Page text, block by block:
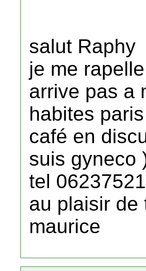
salut Raphy
je me
arrive pas a
habites
café en
suis gyneco
tel
au plaisir de
maurice